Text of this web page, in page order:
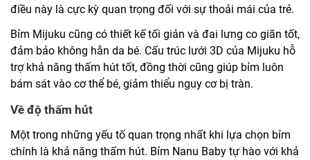
điều này là cực kỳ quan trọng đối với sự thoải mái của trẻ.
Bỉm Mijuku cũng có thiết kế tối giản và đai lưng co giãn tốt,
đảm bảo không hằn da bé. Cấu trúc lưới 3D của Mijuku hỗ
trợ khả năng thấm hút tốt, đồng thời cũng giúp bỉm luôn
bám sát vào cơ thể bé, giảm thiểu nguy cơ bị tràn.
Về độ thấm hút
Một trong những yếu tố quan trọng nhất khi lựa chọn bỉm
chính là khả năng thấm hút. Bỉm Nanu Baby tự hào với khả